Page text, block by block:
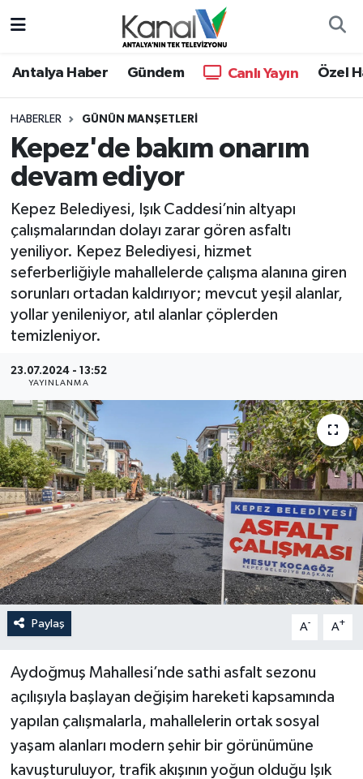
Antalya Haber Gündem Canlı Yayın Özel
HABERLER GÜNÜN MANŞETLERI
Kepez'de bakım onarım
devam ediyor
Kepez Belediyesi, Işık Caddesi’nin altyapı
çalışmalarından dolayı zarar gören asfaltı
yeniliyor. Kepez Belediyesi, hizmet
seferberliğiyle mahallelerde çalışma alanına giren
sorunları ortadan kaldırıyor; mevcut yeşil alanlar,
yollar yenileniyor, atıl alanlar çöplerden
temizleniyor.
23.07.2024 - 13:52
YAYINLANMA
Paylaş A- A+
Aydoğmuş Mahallesi’nde sathi asfalt sezonu
açılışıyla başlayan değişim hareketi kapsamında
yapılan çalışmalarla, mahallelerin ortak sosyal
yaşam alanları modern şehir bir görünümüne
kavuşturuluyor, trafik akışının yoğun olduğu Işık
Antalya Haber
Dünya
Eğitim
Ekonomi
Gündem
Günün Manşetleri
KANALV Spor
Kültür Sanat
Magazin
Öğle Bülteni
Sağlık
Siyaset
Sosyal medya
Spor
Teknoloji
Hava Durumu
Trafik Durumu
Süper Lig Puan Durumu ve Fikstür
Tüm Manşetler
Son Dakika Haberleri
Haber Arşivi